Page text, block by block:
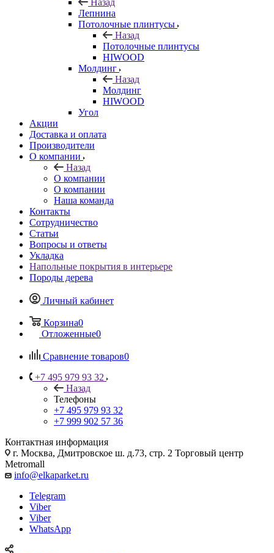
Назад
Лепнина
Потолочные плинтусы
Назад
Потолочные плинтусы
HIWOOD
Молдинг
Назад
Молдинг
HIWOOD
Угол
Акции
Доставка и оплата
Производители
О компании
Назад
О компании
О компании
Наша команда
Контакты
Сотрудничество
Статьи
Вопросы и ответы
Укладка
Напольные покрытия в интерьере
Породы дерева
Личный кабинет
Корзина0
Отложенные0
Сравнение товаров0
+7 495 979 93 32
Назад
Телефоны
+7 495 979 93 32
+7 999 902 57 36
Контактная информация
г. Москва, Дмитровское ш. д.73, стр. 2 Торговый центр
Metromall
info@elkaparket.ru
Telegram
Viber
Viber
WhatsApp